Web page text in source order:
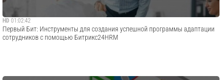
HD 01:02:42
Первый Бит: Инструменты для создания успешной программы адаптации
сотрудников с помощью Битрикс24HRM